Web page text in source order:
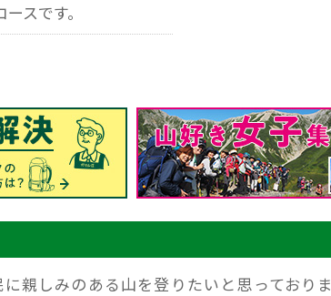
スです。
親しみのある山を登りたいと思っておりま